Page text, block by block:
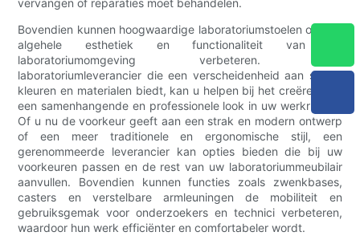
vervangen of reparaties moet behandelen.
Bovendien kunnen hoogwaardige laboratoriumstoelen ook de
algehele esthetiek en functionaliteit van de
laboratoriumomgeving verbeteren. Een
laboratoriumleverancier die een verscheidenheid aan stijlen,
kleuren en materialen biedt, kan u helpen bij het creëren van
een samenhangende en professionele look in uw werkruimte.
Of u nu de voorkeur geeft aan een strak en modern ontwerp
of een meer traditionele en ergonomische stijl, een
gerenommeerde leverancier kan opties bieden die bij uw
voorkeuren passen en de rest van uw laboratoriummeubilair
aanvullen. Bovendien kunnen functies zoals zwenkbases,
casters en verstelbare armleuningen de mobiliteit en
gebruiksgemak voor onderzoekers en technici verbeteren,
waardoor hun werk efficiënter en comfortabeler wordt.